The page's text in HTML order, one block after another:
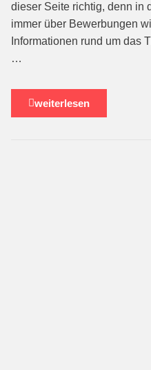
dieser Seite richtig, denn in
immer über Bewerbungen
Informationen rund um das
…
weiterlesen